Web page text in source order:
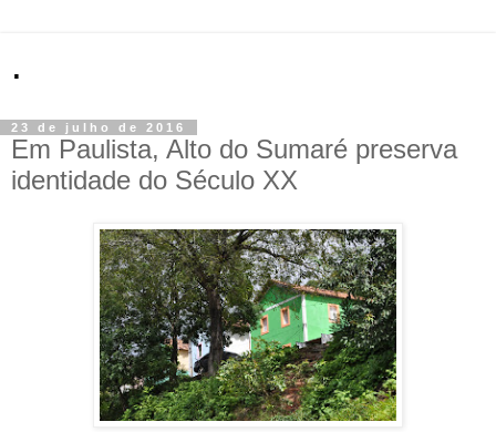
.
23 de julho de 2016
Em Paulista, Alto do Sumaré preserva
identidade do Século XX